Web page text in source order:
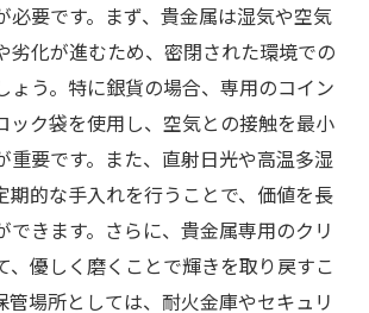
必要です。まず、貴金属は湿気や空気
劣化が進むため、密閉された環境での
ょう。特に銀貨の場合、専用のコイン
ック袋を使用し、空気との接触を最小
重要です。また、直射日光や高温多湿
期的な手入れを行うことで、価値を長
できます。さらに、貴金属専用のクリ
、優しく磨くことで輝きを取り戻すこ
管場所としては、耐火金庫やセキュリ